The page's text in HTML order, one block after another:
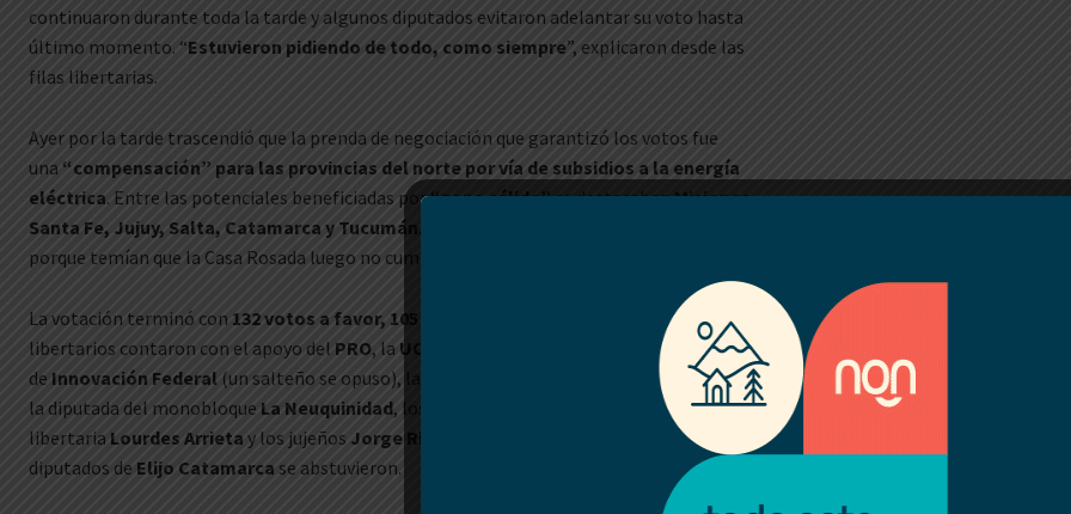
continuaron durante toda la tarde y algunos diputados evitaron adelantar su voto hasta
último momento. “Estuvieron pidiendo de todo, como siempre”, explicaron desde las
filas libertarias.
Ayer por la tarde trascendió que la prenda de negociación que garantizó los votos fue
una “compensación” para las provincias del norte por vía de subsidios a la energía
eléctrica. Entre las potenciales beneficiadas por“zona cálida”se destacabanMisiones,
Santa Fe, Jujuy, Salta, Catamarca y Tucumán
porque temían que la Casa Rosada luego no cumpliera con su palabra.
La votación terminó con 132 votos a favor, 105 en contra y 4 abstenciones
. Los
libertarios contaron con el apoyo del PRO, la UCR
, casi todos los integrantes
de Innovación Federal (un salteño se opuso), las dos sanjuaninas de Producción y Trabajo
la diputada del monobloque La Neuquinidad, los tres tucumanos de Independencia, la ex
libertaria Lourdes Arrieta y los jujeños Jorge Rizzoti y María Inés Zigarán.
Los tres
diputados de Elijo Catamarca se abstuvieron.